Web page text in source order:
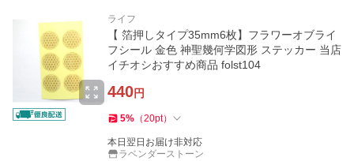
ライフ
【 箔押しタイプ35mm6枚】フラワーオブライ
フシール 金色 神聖幾何学図形 ステッカー 当店
イチオシおすすめ商品 folst104
440円
5% （20pt）
本日翌日お届け非対応
ラベンダーストーン